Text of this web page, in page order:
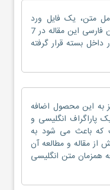
متن، یک فایل ورد
ترجمه خلاصه نیز ارائه شده است. متن فارسی این مقاله در 7
و در داخل بسته قرار گرفته
به این محصول اضافه
انگلیسی و
که باعث می شود به
مقاله و مطالعه آن
همزمان متن انگلیسی